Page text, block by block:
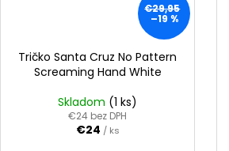
€29,95
–19 %
Tričko Santa Cruz No Pattern
Screaming Hand White
Skladom (1 ks)
€24 bez DPH
€24 / ks